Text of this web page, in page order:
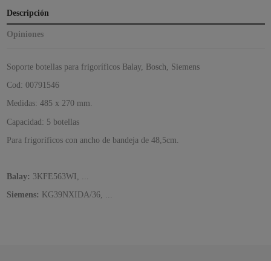
Descripción
Opiniones
Soporte botellas para frigoríficos Balay, Bosch, Siemens
Cod: 00791546
Medidas: 485 x 270 mm.
Capacidad: 5 botellas
Para frigoríficos con ancho de bandeja de 48,5cm.
Balay: 3KFE563WI, ...
Siemens: KG39NXIDA/36, ...